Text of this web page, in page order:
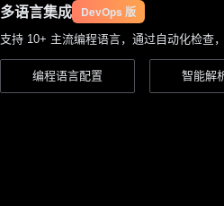
多语⾔集成 DevOps 版
⽀持 10+ 主流编程语⾔，通过自动化检查
编程语⾔配置 智能解